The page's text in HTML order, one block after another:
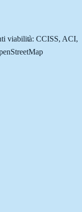
viabilità: CCISS, ACI,